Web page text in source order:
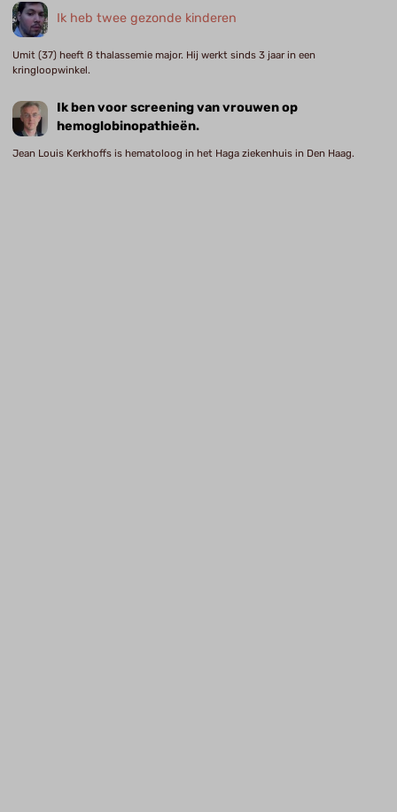
Ik heb twee gezonde kinderen
Umit (37) heeft ß thalassemie major. Hij werkt sinds 3 jaar in een
kringloopwinkel.
Ik ben voor screening van vrouwen op
hemoglobinopathieën.
Jean Louis Kerkhoffs is hematoloog in het Haga ziekenhuis in Den Haag.